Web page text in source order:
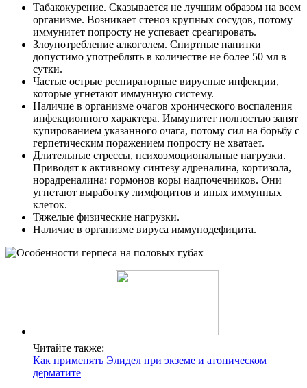
Табакокурение. Сказывается не лучшим образом на всем
организме. Возникает стеноз крупных сосудов, потому
иммунитет попросту не успевает среагировать.
Злоупотребление алкоголем. Спиртные напитки
допустимо употреблять в количестве не более 50 мл в
сутки.
Частые острые респираторные вирусные инфекции,
которые угнетают иммунную систему.
Наличие в организме очагов хронического воспаления
инфекционного характера. Иммунитет полностью занят
купированием указанного очага, потому сил на борьбу с
герпетическим поражением попросту не хватает.
Длительные стрессы, психоэмоциональные нагрузки.
Приводят к активному синтезу адреналина, кортизола,
норадреналина: гормонов коры надпочечников. Они
угнетают выработку лимфоцитов и иных иммунных
клеток.
Тяжелые физические нагрузки.
Наличие в организме вируса иммунодефицита.
Читайте также:
Как применять Элидел при экземе и атопическом
дерматите